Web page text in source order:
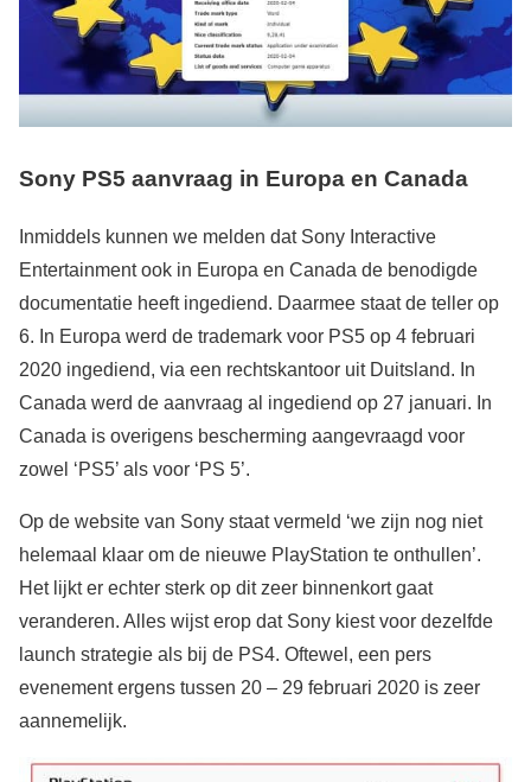
Sony PS5 aanvraag in Europa en Canada
Inmiddels kunnen we melden dat Sony Interactive
Entertainment ook in Europa en Canada de benodigde
documentatie heeft ingediend. Daarmee staat de teller op
6. In Europa werd de trademark voor PS5 op 4 februari
2020 ingediend, via een rechtskantoor uit Duitsland. In
Canada werd de aanvraag al ingediend op 27 januari. In
Canada is overigens bescherming aangevraagd voor
zowel ‘PS5’ als voor ‘PS 5’.
Op de website van Sony staat vermeld ‘we zijn nog niet
helemaal klaar om de nieuwe PlayStation te onthullen’.
Het lijkt er echter sterk op dit zeer binnenkort gaat
veranderen. Alles wijst erop dat Sony kiest voor dezelfde
launch strategie als bij de PS4. Oftewel, een pers
evenement ergens tussen 20 – 29 februari 2020 is zeer
aannemelijk.